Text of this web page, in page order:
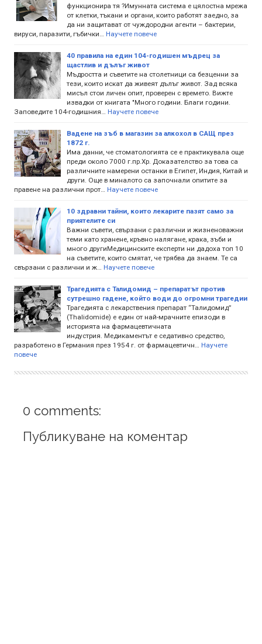
функционира тя ?Имунната система е цялостна мрежа
от клетки, тъкани и органи, които работят заедно, за
да ни защитават от чуждородни агенти – бактерии,
вируси, паразити, гъбички…
Научете повече
40 правила на един 104-годишен мъдрец за
щастлив и дълъг живот
Мъдростта и съветите на столетници са безценни за
тези, които искат да живеят дълъг живот. Зад всяка
мисъл стои личен опит, проверен с времето. Вижте
извадки от книгата "Много години. Благи години.
Заповедите 104-годишния…
Научете повече
Вадене на зъб в магазин за алкохол в САЩ през
1872 г.
Има данни, че стоматологията се е практикувала още
преди около 7000 г.пр.Хр. Доказателство за това са
различните намерени останки в Египет, Индия, Китай и
други. Още в миналото са започнали опитите за
правене на различни прот…
Научете повече
10 здравни тайни, които лекарите пазят само за
приятелите си
Важни съвети, свързани с различни и жизненоважни
теми като хранене, кръвно налягане, крака, зъби и
много другиМедицинските експерти ни дадоха топ 10
на съветите, които смятат, че трябва да знаем. Те са
свързани с различни и ж…
Научете повече
Трагедията с Талидомид – препаратът против
сутрешно гадене, който води до огромни трагедии
Трагедията с лекарствения препарат “Талидомид”
(Thalidomide) е един от най-мрачните епизоди в
историята на фармацевтичната
индустрия. Медикаментът е седативно средство,
разработено в Германия през 1954 г. от фармацевтичн…
Научете
повече
0 comments:
Публикуване на коментар